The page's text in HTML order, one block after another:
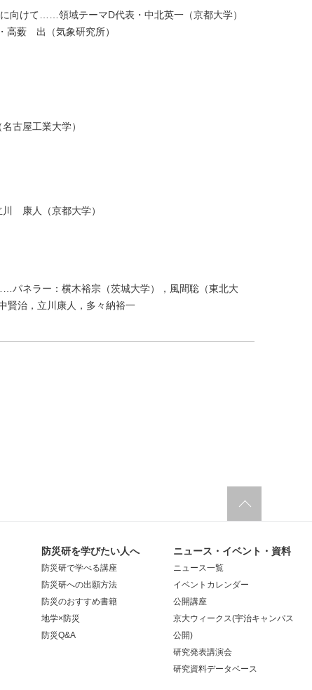
向けて……領域テーマD代表・中北英一（京都大学）
高薮 出（気象研究所）
古屋工業大学）
康人（京都大学）
パネラー：横木裕宗（茨城大学），風間聡（東北大
賢治，立川康人，多々納裕一
防災研を学びたい人へ
防災研で学べる講座
防災研への出願方法
防災のおすすめ書籍
地学×防災
防災Q&A
ニュース・イベント・資料
ニュース一覧
イベントカレンダー
公開講座
京大ウィークス(宇治キャンパス
公開)
研究発表講演会
研究資料データベース